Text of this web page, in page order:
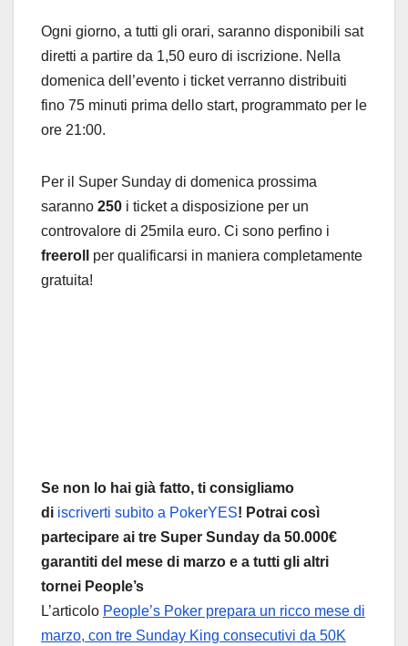
Ogni giorno, a tutti gli orari, saranno disponibili sat
diretti a partire da 1,50 euro di iscrizione. Nella
domenica dell’evento i ticket verranno distribuiti
fino 75 minuti prima dello start, programmato per le
ore 21:00.
Per il Super Sunday di domenica prossima
saranno 250 i ticket a disposizione per un
controvalore di 25mila euro. Ci sono perfino i
freeroll
per qualificarsi in maniera completamente
gratuita!
Se non lo hai già fatto, ti consigliamo
di iscriverti subito a PokerYES! Potrai così
partecipare ai tre Super Sunday da 50.000€
garantiti del mese di marzo e a tutti gli altri
tornei People’s
L’articolo People’s Poker prepara un ricco mese di
marzo, con tre Sunday King consecutivi da 50K